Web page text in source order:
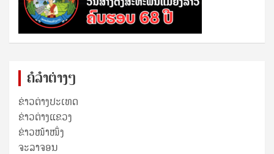
ຄໍລຳຕ່າງໆ
ຂ່າວຕ່າງປະເທດ
ຂ່າວ​ຕ່າງ​ແຂວງ
ຂ່າວໜ້າໜຶ່ງ
ຈະລາຈອນ